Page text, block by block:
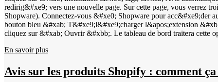
notre part afin d'utiliser les avis pour Google Shopping.
redirig&#xe9; vers une nouvelle page. Sur cette page, vous verrez
Shopware). Connectez-vous &#xe0; Shopware pour acc&#xe9;der
bouton bleu &#xab; T&#xe9;l&#xe9;charger l&apos;extension
cliquez sur &#xab; Ouvrir &#xbb;. Le tableau de bord traitera cette
activez le plug-in en cliquant sur le curseur &#xe0; c&#xf4;t&#xe9;
dans votre tableau de bord WebwinkelKeur sous &#xab;
l&apos;option &#xab; Int&#xe9;gration Javascript &#xbb; pour
En savoir plus
Avis sur les produits Shopify : comment